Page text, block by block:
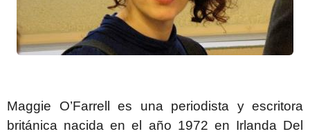
Maggie O’Farrell es una periodista y escritora
británica nacida en el año 1972 en Irlanda Del